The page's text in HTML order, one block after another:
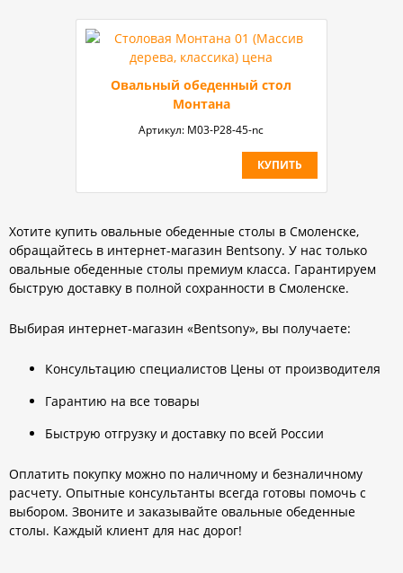
Овальный обеденный стол
Монтана
Артикул: М03-P28-45-nc
КУПИТЬ
Хотите купить овальные обеденные столы в Смоленске,
обращайтесь в интернет-магазин Bentsony. У нас только
овальные обеденные столы премиум класса. Гарантируем
быструю доставку в полной сохранности в Смоленске.
Выбирая интернет-магазин «Bentsony», вы получаете:
Консультацию специалистов Цены от производителя
Гарантию на все товары
Быструю отгрузку и доставку по всей России
Оплатить покупку можно по наличному и безналичному
расчету. Опытные консультанты всегда готовы помочь с
выбором. Звоните и заказывайте овальные обеденные
столы. Каждый клиент для нас дорог!